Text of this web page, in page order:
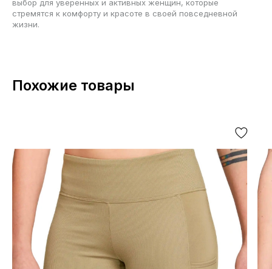
выбор для уверенных и активных женщин, которые
стремятся к комфорту и красоте в своей повседневной
жизни.
Похожие товары